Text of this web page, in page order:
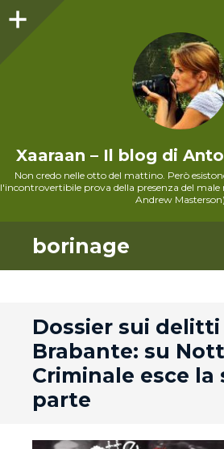
Xaaraan – Il blog di
Non credo nelle otto del mattino. Però
l'incontrovertibile prova della presenza del
Andrew Masterson)
borinage
Dossier sui delitti
Brabante: su
Criminale esce la
parte